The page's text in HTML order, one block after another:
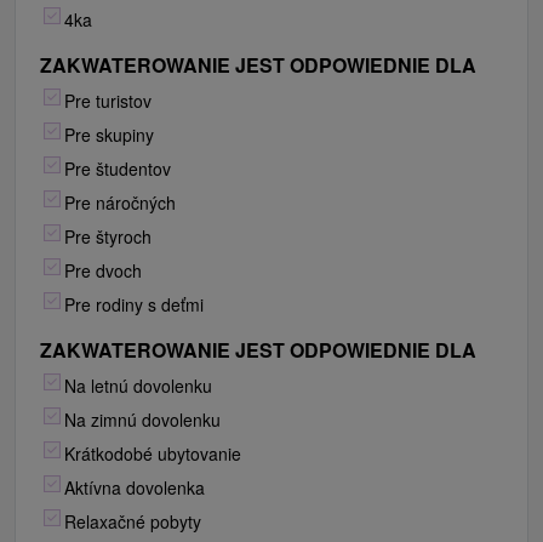
4ka
ZAKWATEROWANIE JEST ODPOWIEDNIE DLA
Pre turistov
Pre skupiny
Pre študentov
Pre náročných
Pre štyroch
Pre dvoch
Pre rodiny s deťmi
ZAKWATEROWANIE JEST ODPOWIEDNIE DLA
Na letnú dovolenku
Na zimnú dovolenku
Krátkodobé ubytovanie
Aktívna dovolenka
Relaxačné pobyty